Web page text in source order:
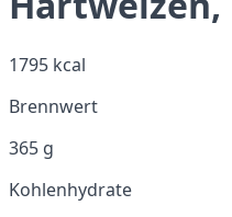
1795 kcal
Brennwert
365 g
Kohlenhydrate